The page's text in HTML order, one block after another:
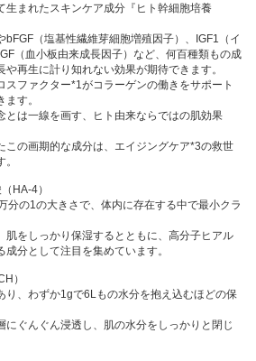
生まれたスキンケア成分『ヒト幹細胞培養
bFGF（塩基性繊維芽細胞増殖因子）、IGF1（イ
（血小板由来成長因子）など、何百種類もの成
再生に計り知れない効果が期待できます。
スファクター*1がコラーゲンの働きをサポート
す。
とは一線を画す、ヒト由来ならではの肌効果
この画期的な成分は、エイジングケア*3の救世
HA-4）
分の1の大きさで、体内に存在する中で最小クラ
肌をしっかり保湿するとともに、高分子ヒアル
分として注目を集めています。
）
り、わずか1gで6Lもの水分を抱え込むほどの保
にぐんぐん浸透し、肌の水分をしっかりと閉じ